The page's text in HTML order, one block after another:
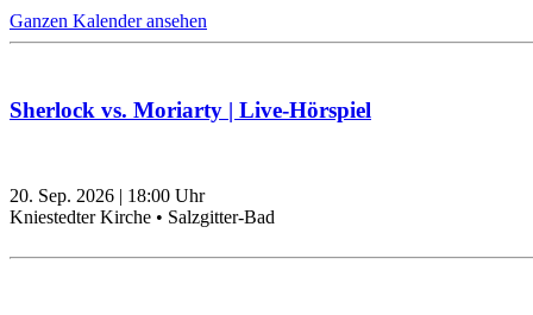
Ganzen Kalender ansehen
Sherlock vs. Moriarty | Live-Hörspiel
20. Sep. 2026 | 18:00 Uhr
Kniestedter Kirche • Salzgitter-Bad